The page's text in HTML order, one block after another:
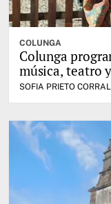
COLUNGA
Colunga
música, teatro
SOFIA PRIETO